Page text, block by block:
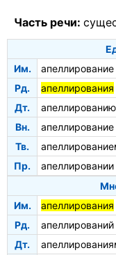
Часть речи:
Им.
апеллирование
Рд.
апеллирования
Дт.
апеллированию
Вн.
апеллирование
Тв.
Пр.
апеллировании
Им.
апеллирования
Рд.
апеллирований
Дт.